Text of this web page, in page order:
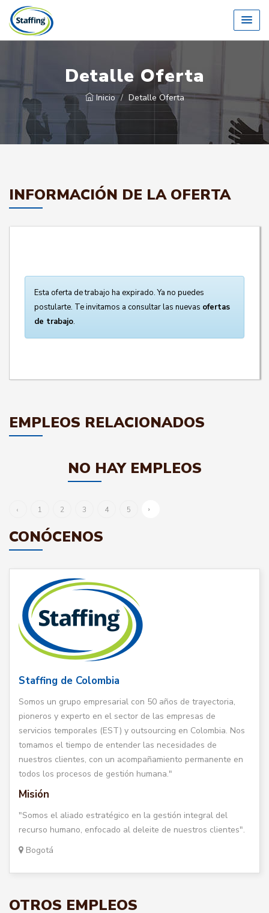
Detalle Oferta
Inicio Detalle Oferta
INFORMACIÓN DE LA OFERTA
Esta oferta de trabajo ha expirado. Ya no puedes
postularte. Te invitamos a consultar las nuevas ofertas
de trabajo.
EMPLEOS RELACIONADOS
NO HAY EMPLEOS
‹ 1 2 3 4 5 ›
CONÓCENOS
Staffing de Colombia
Somos un grupo empresarial con 50 años de trayectoria,
pioneros y experto en el sector de las empresas de
servicios temporales (EST) y outsourcing en Colombia. Nos
tomamos el tiempo de entender las necesidades de
nuestros clientes, con un acompañamiento permanente en
todos los procesos de gestión humana."
Misión
"Somos el aliado estratégico en la gestión integral del
recurso humano, enfocado al deleite de nuestros clientes".
Bogotá
OTROS EMPLEOS